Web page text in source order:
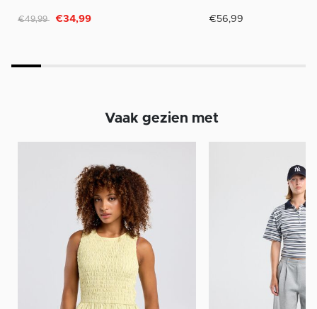
Afgeprijsd van
€49,99 naar
€34,99 €56,99
Vaak gezien met